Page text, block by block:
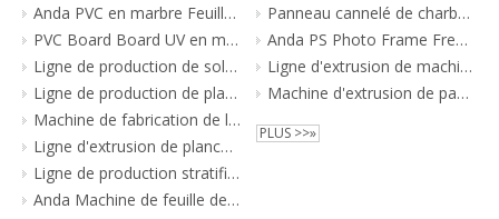
Anda PVC en marbre Feuille de production
PVC Board Board UV en marbre Feuille de production
Ligne de production de sols SPC
Ligne de production de plancher LVT
Machine de fabrication de la production de plancher SPC
Ligne d'extrusion de plancher LVT
Ligne de production stratifiée en PVC
Anda Machine de feuille de marbre PVC
Panneau cannelé de charbon de bois de machine de fabrication de panneaux PS de machine
Anda PS Photo Frame Freed Machine Extrusion Line
Ligne d'extrusion de machine de fabrication de panneaux cannelés au charbon de bois
Machine d'extrusion de panneaux à persiennes PS
PLUS >>»